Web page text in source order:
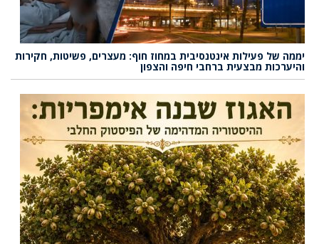
יממה של פעילות אינטנסיבית במחוז חוף: מעצרים, פשיטות, חקירות
והיערכות מבצעית ברחבי חיפה והצפון